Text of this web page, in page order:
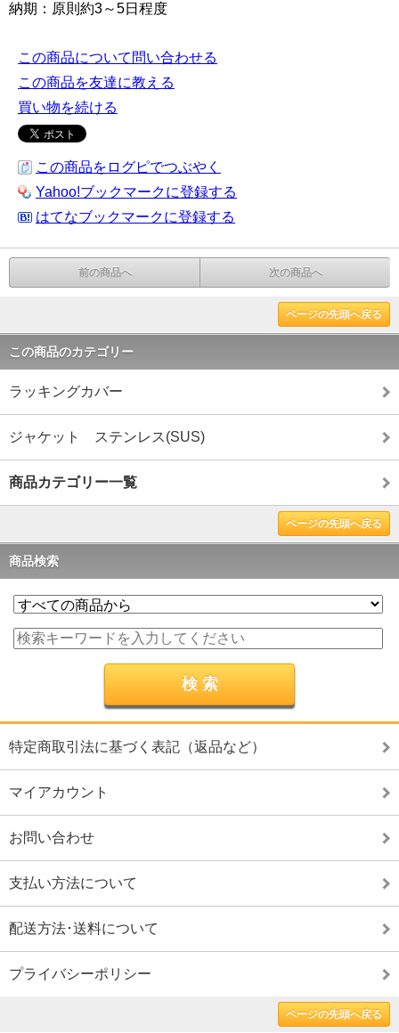
納期：原則約3～5日程度
この商品について問い合わせる
この商品を友達に教える
買い物を続ける
この商品をログピでつぶやく
Yahoo!ブックマークに登録する
はてなブックマークに登録する
前の商品へ 次の商品へ
ページの先頭へ戻る
この商品のカテゴリー
ラッキングカバー
ジャケット ステンレス(SUS)
商品カテゴリー一覧
ページの先頭へ戻る
商品検索
特定商取引法に基づく表記（返品など）
マイアカウント
お問い合わせ
支払い方法について
配送方法･送料について
プライバシーポリシー
ページの先頭へ戻る